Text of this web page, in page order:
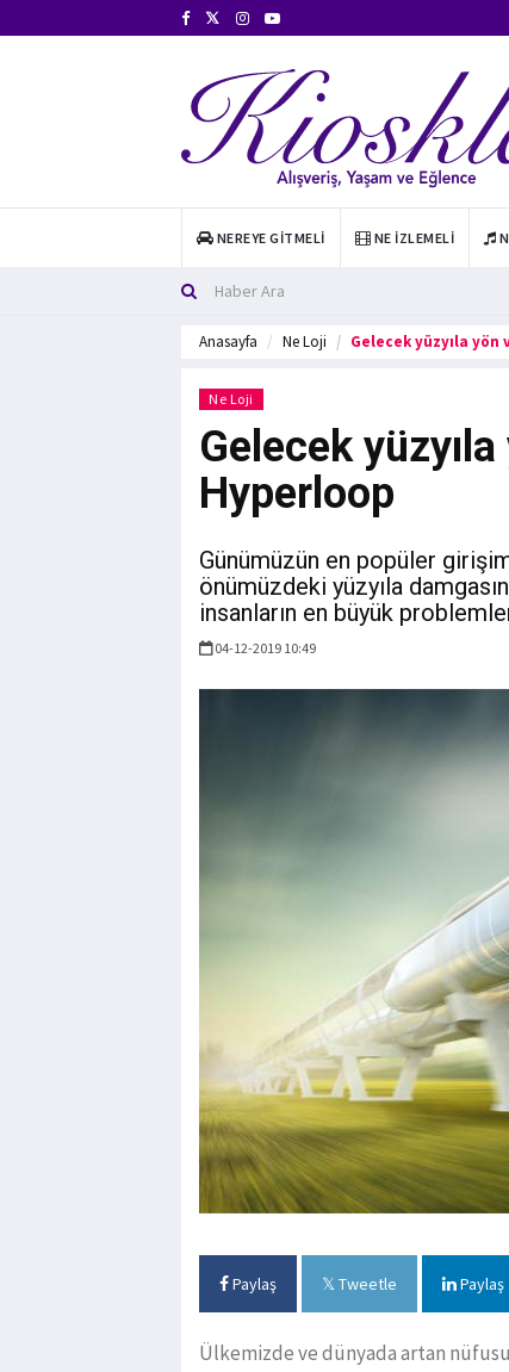
NEREYE GITMELI NE İZLEMELI
Anasayfa Ne Loji Gelecek yüzyıla
Ne Loji
Gelecek
Hyperloop
Günümüzün en popüler
önümüzdeki yüzyıla
insanların en büyük
04-12-2019 10:49
Paylaş Tweetle Paylaş
Ülkemizde ve dünyada artan